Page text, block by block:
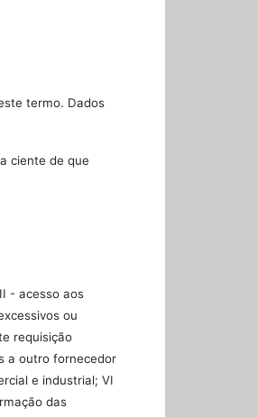
termo. Dados
ciente de que
- acesso aos
ou
requisição
a outro fornecedor
e industrial; VI
das